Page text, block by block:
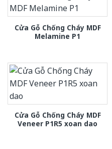
Cửa Gỗ Chống Cháy MDF
Melamine P1
Cửa Gỗ Chống Cháy MDF
Veneer P1R5 xoan dao